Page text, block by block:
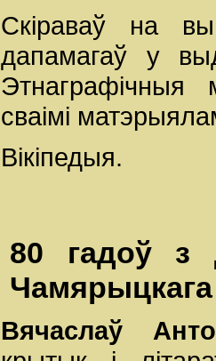
Скіраваў на
дапамагаў у
Этнаграфічныя
сваімі
Вікіпедыя.
80 гадоў з
Чамярыцкага
Вячаслаў